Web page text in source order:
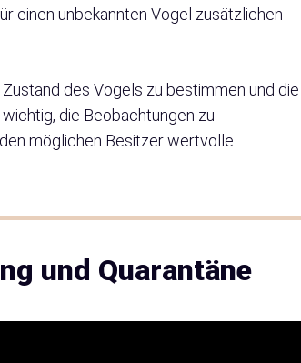
einen unbekannten Vogel zusätzlichen
des Vogels zu bestimmen und die
die Beobachtungen zu
möglichen Besitzer wertvolle
und Quarantäne